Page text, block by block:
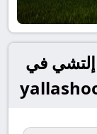
إلتشي في